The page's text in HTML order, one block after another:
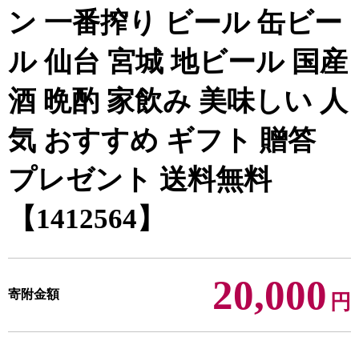
ン 一番搾り ビール 缶ビー
ル 仙台 宮城 地ビール 国産
酒 晩酌 家飲み 美味しい 人
気 おすすめ ギフト 贈答
プレゼント 送料無料
【1412564】
寄附金額 20,000 円